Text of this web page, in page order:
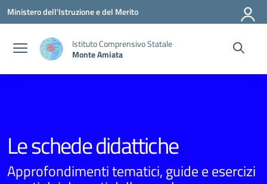
Vai ai contenuti
Vai al menu di navigazione
Vai al footer
Ministero dell'Istruzione e del Merito
Istituto Comprensivo Statale
Monte Amiata
Le schede didattiche
Approfondimenti tematici, guide e esercizi